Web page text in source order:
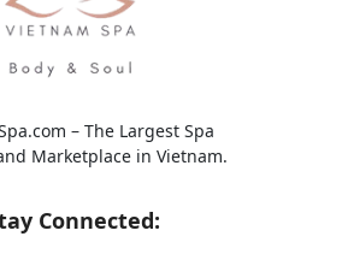
– The Largest Spa
Marketplace in Vietnam.
Connected: